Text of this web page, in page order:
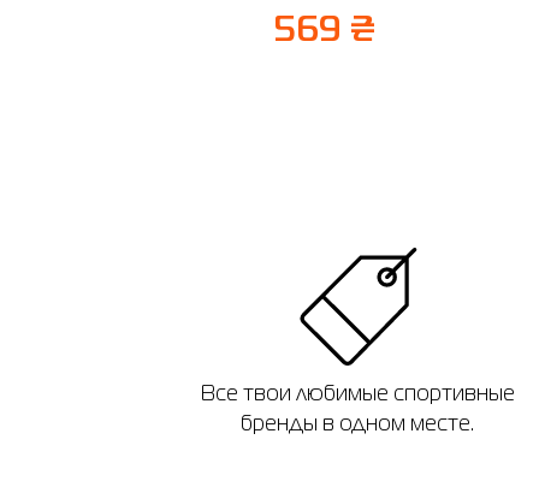
569 ₴
Все твои любимые спортивные
бренды в одном месте.